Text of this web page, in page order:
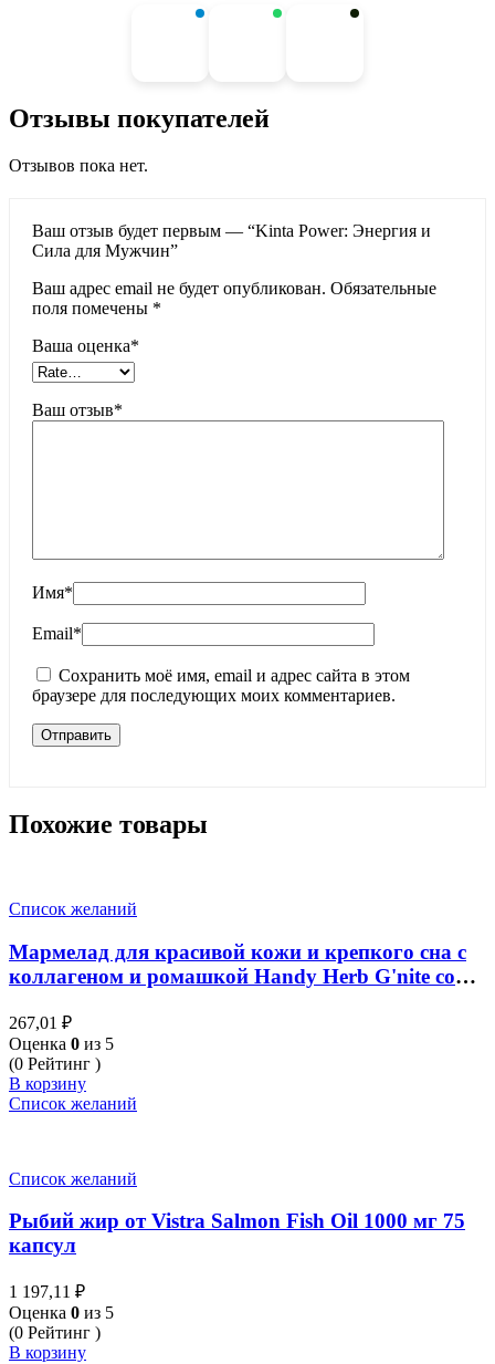
Отзывы покупателей
Отзывов пока нет.
Ваш отзыв будет первым — “Kinta Power: Энергия и
Сила для Мужчин”
Ваш адрес email не будет опубликован. Обязательные
поля помечены *
Ваша оценка*
Ваш отзыв*
Имя*
Email*
Сохранить моё имя, email и адрес сайта в этом
браузере для последующих моих комментариев.
Похожие товары
Список желаний
Мармелад для красивой кожи и крепкого сна с
коллагеном и ромашкой Handy Herb G'nite со
267,01 ₽
Оценка 0 из 5
(0 Рейтинг )
В корзину
Список желаний
Список желаний
Рыбий жир от Vistra Salmon Fish Oil 1000 мг 75
капсул
1 197,11 ₽
Оценка 0 из 5
(0 Рейтинг )
В корзину